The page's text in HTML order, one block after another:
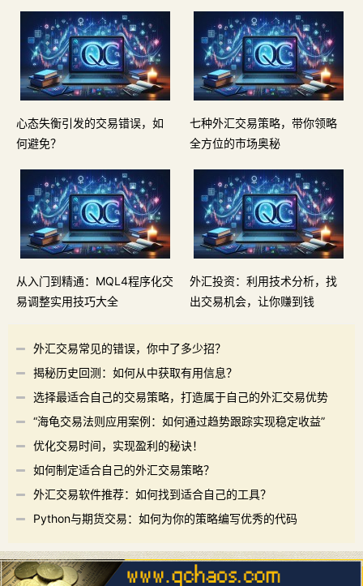
心态失衡引发的交易错误，如
何避免？
七种外汇交易策略，带你领略
全方位的市场奥秘
从入门到精通：MQL4程序化交
易调整实用技巧大全
外汇投资：利用技术分析，找
出交易机会，让你赚到钱
外汇交易常见的错误，你中了多少招？
揭秘历史回测：如何从中获取有用信息？
选择最适合自己的交易策略，打造属于自己的外汇交易优势
“海龟交易法则应用案例：如何通过趋势跟踪实现稳定收益”
优化交易时间，实现盈利的秘诀！
如何制定适合自己的外汇交易策略？
外汇交易软件推荐：如何找到适合自己的工具？
Python与期货交易：如何为你的策略编写优秀的代码